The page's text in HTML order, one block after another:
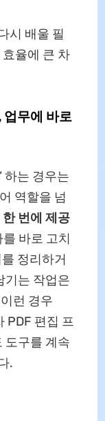
시 배울 필
율에 큰 차
업무에 바로
하는 경우는
역할을 넘
번에 제공
바로 고치
정리하거
기는 작업은
런 경우
PDF 편집 프
도구를 계속
.